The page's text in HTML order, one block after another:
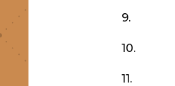
9.
10.
11.